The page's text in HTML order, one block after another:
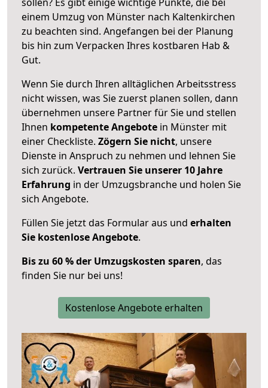
einem Umzug von Münster nach Kaltenkirchen
zu beachten sind. Angefangen bei der Planung
bis hin zum Verpacken Ihres kostbaren Hab &
Gut.
Wenn Sie durch Ihren alltäglichen Arbeitsstress
nicht wissen, was Sie zuerst planen sollen, dann
übernehmen unsere Partner für Sie und stellen
Ihnen kompetente Angebote in Münster mit
einer Checkliste. Zögern Sie nicht, unsere
Dienste in Anspruch zu nehmen und lehnen Sie
sich zurück. Vertrauen Sie unserer 10 Jahre
Erfahrung in der Umzugsbranche und holen Sie
sich Angebote.
Füllen Sie jetzt das Formular aus und erhalten
Sie kostenlose Angebote.
Bis zu 60 % der Umzugskosten sparen, das
finden Sie nur bei uns!
Kostenlose Angebote erhalten